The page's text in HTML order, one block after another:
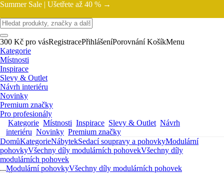
Summer Sale | Ušetřete až 40 % →
300 Kč pro vásRegistracePřihlášeníPorovnání KošíkMenu
Kategorie
Místnosti
Inspirace
Slevy & Outlet
Návrh interiéru
Novinky
Premium značky
Pro profesionály
Kategorie Místnosti Inspirace Slevy & Outlet Návrh
interiéru Novinky Premium značky
DomůKategorieNábytekSedací soupravy a pohovkyModulární
pohovkyVšechny díly modulárních pohovekVšechny díly
modulárních pohovek
...Modulární pohovkyVšechny díly modulárních pohovek